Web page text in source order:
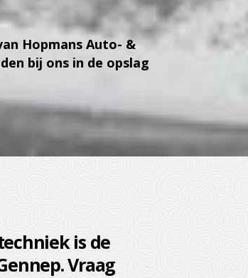
Hopmans Auto- &
bij ons in de opslag
is de
Vraag